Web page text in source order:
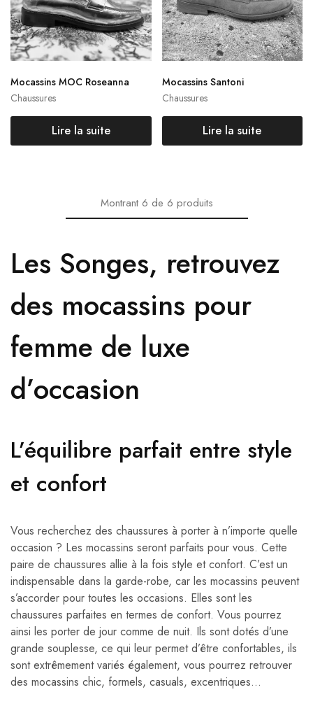
Chaussures
Mocassins MOC Roseanna
Lire la suite
Chaussures
Mocassins Santoni
Lire la suite
Montrant6 de 6 produits
Les Songes, retrouvez
des mocassins pour
femme de luxe
d’occasion
L’équilibre parfait entre style
et confort
Vous recherchez des chaussures à porter à n’importe quelle
occasion ? Les mocassins seront parfaits pour vous. Cette
paire de chaussures allie à la fois style et confort. C’est un
indispensable dans la garde-robe, car les mocassins peuvent
s’accorder pour toutes les occasions. Elles sont les
chaussures parfaites en termes de confort. Vous pourrez
ainsi les porter de jour comme de nuit. Ils sont dotés d’une
grande souplesse, ce qui leur permet d’être confortables, ils
sont extrêmement variés également, vous pourrez retrouver
des mocassins chic, formels, casuals, excentriques…